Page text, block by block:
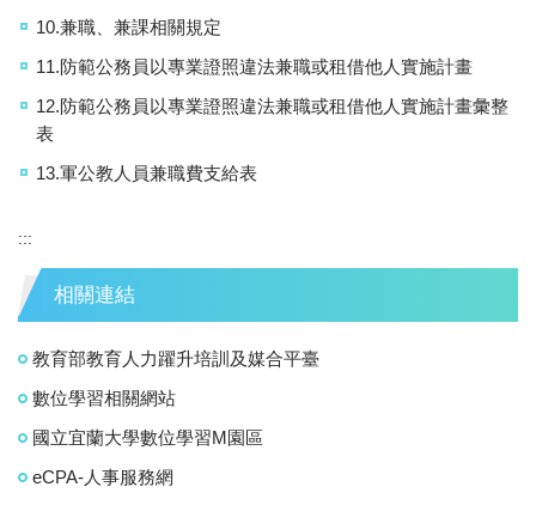
10.兼職、兼課相關規定
11.防範公務員以專業證照違法兼職或租借他人實施計畫
12.防範公務員以專業證照違法兼職或租借他人實施計畫彙整
表
13.軍公教人員兼職費支給表
:::
相關連結
教育部教育人力躍升培訓及媒合平臺
數位學習相關網站
國立宜蘭大學數位學習M園區
eCPA-人事服務網